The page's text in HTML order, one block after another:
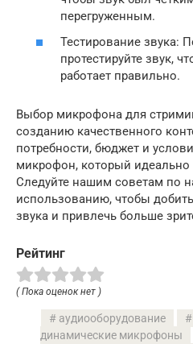
перегруженным.
Тестирование звука:
протестируйте звук,
работает правильно.
Выбор микрофона для
созданию качественного
потребности, бюджет и
микрофон, который идеально
Следуйте нашим советам по
использованию, чтобы
звука и привлечь больше
Рейтинг
( Пока оценок нет )
аудиооборудование
динамические микрофоны